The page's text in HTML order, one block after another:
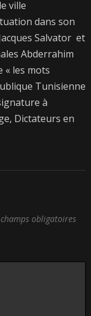
ville
dans son
Salvator et
Abderrahim
« les mots
Tunisienne
à
Dictateurs en
obligatoires